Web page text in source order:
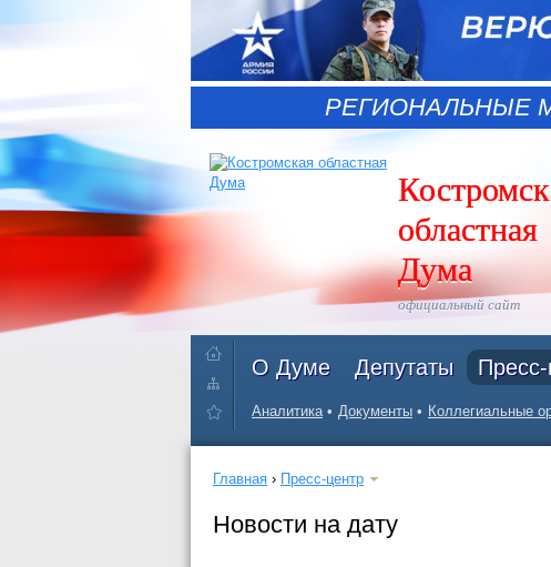
РЕГИОНАЛЬНЫЕ
областная
Дума
официальный сайт
О Думе Депутаты
Аналитика Документы Коллегиальные
Главная › Пресс-центр
Новости на дату